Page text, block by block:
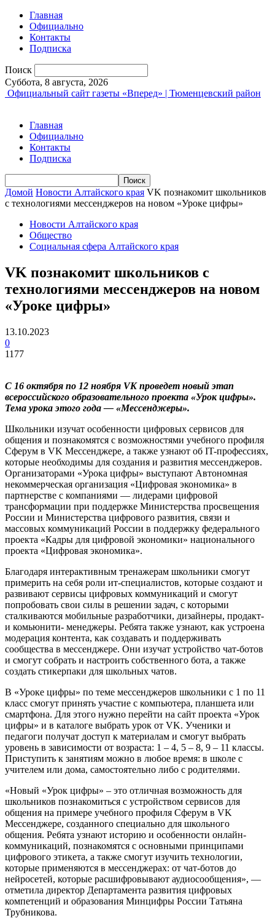
Главная
Официально
Контакты
Подписка
Поиск
Суббота, 8 августа, 2026
Официальный сайт газеты «Вперед» | Тюменцевский район
Главная
Официально
Контакты
Подписка
Домой Новости Алтайского края VK познакомит школьников
с технологиями мессенджеров на новом «Уроке цифры»
Новости Алтайского края
Общество
Социальная сфера Алтайского края
VK познакомит школьников с
технологиями мессенджеров на новом
«Уроке цифры»
13.10.2023
0
1177
С 16 октября по 12 ноября VK проведет новый этап
всероссийского образовательного проекта «Урок цифры».
Тема урока этого года — «Мессенджеры».
Школьники изучат особенности цифровых сервисов для
общения и познакомятся с возможностями учебного профиля
Сферум в VK Мессенджере, а также узнают об IT-профессиях,
которые необходимы для создания и развития мессенджеров.
Организаторами «Урока цифры» выступают Автономная
некоммерческая организация «Цифровая экономика» в
партнерстве с компаниями — лидерами цифровой
трансформации при поддержке Министерства просвещения
России и Министерства цифрового развития, связи и
массовых коммуникаций России в поддержку федерального
проекта «Кадры для цифровой экономики» национального
проекта «Цифровая экономика».
Благодаря интерактивным тренажерам школьники смогут
примерить на себя роли ит-специалистов, которые создают и
развивают сервисы цифровых коммуникаций и смогут
попробовать свои силы в решении задач, с которыми
сталкиваются мобильные разработчики, дизайнеры, продакт-
и комьюнити- менеджеры. Ребята также узнают, как устроена
модерация контента, как создавать и поддерживать
сообщества в мессенджере. Они изучат устройство чат-ботов
и смогут собрать и настроить собственного бота, а также
создать стикерпаки для школьных чатов.
В «Уроке цифры» по теме мессенджеров школьники с 1 по 11
класс смогут принять участие с компьютера, планшета или
смартфона. Для этого нужно перейти на сайт проекта «Урок
цифры» и в каталоге выбрать урок от VK. Ученики и
педагоги получат доступ к материалам и смогут выбрать
уровень в зависимости от возраста: 1 – 4, 5 – 8, 9 – 11 классы.
Приступить к занятиям можно в любое время: в школе с
учителем или дома, самостоятельно либо с родителями.
«Новый «Урок цифры» – это отличная возможность для
школьников познакомиться с устройством сервисов для
общения на примере учебного профиля Сферум в VK
Мессенджере, созданного специально для школьного
общения. Ребята узнают историю и особенности онлайн-
коммуникаций, познакомятся с основными принципами
цифрового этикета, а также смогут изучить технологии,
которые применяются в мессенджерах: от чат-ботов до
нейросетей, которые расшифровывают аудиосообщения», —
отметила директор Департамента развития цифровых
компетенций и образования Минцифры России Татьяна
Трубникова.